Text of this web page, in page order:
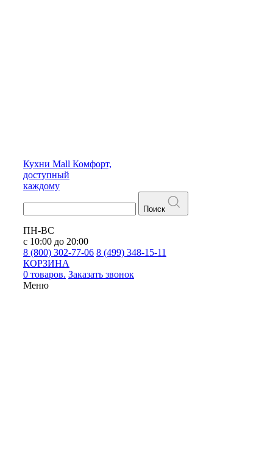
Кухни Mall Комфорт,
доступный
каждому
Поиск
ПН-ВС
с 10:00 до 20:00
8 (800) 302-77-06 8 (499) 348-15-11
КОРЗИНА
0 товаров. Заказать звонок
Меню